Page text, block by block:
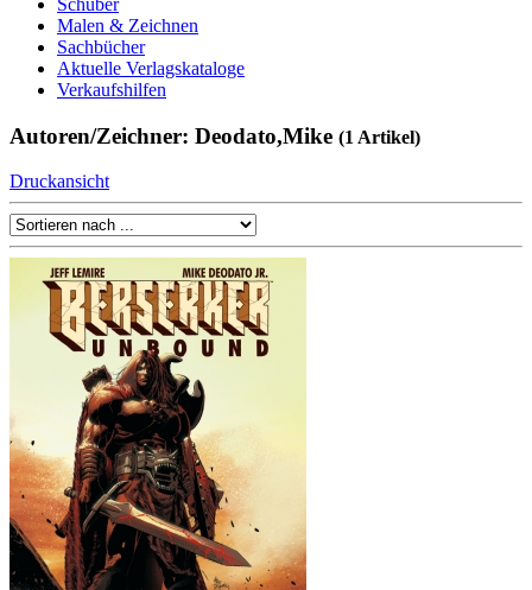
Schuber
Malen & Zeichnen
Sachbücher
Aktuelle Verlagskataloge
Verkaufshilfen
Autoren/Zeichner: Deodato,Mike (1 Artikel)
Druckansicht